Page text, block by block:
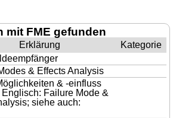
mit FME gefunden
Erklärung
Kategorie
& Effects Analysis
& -einfluss
Failure Mode &
siehe auch: